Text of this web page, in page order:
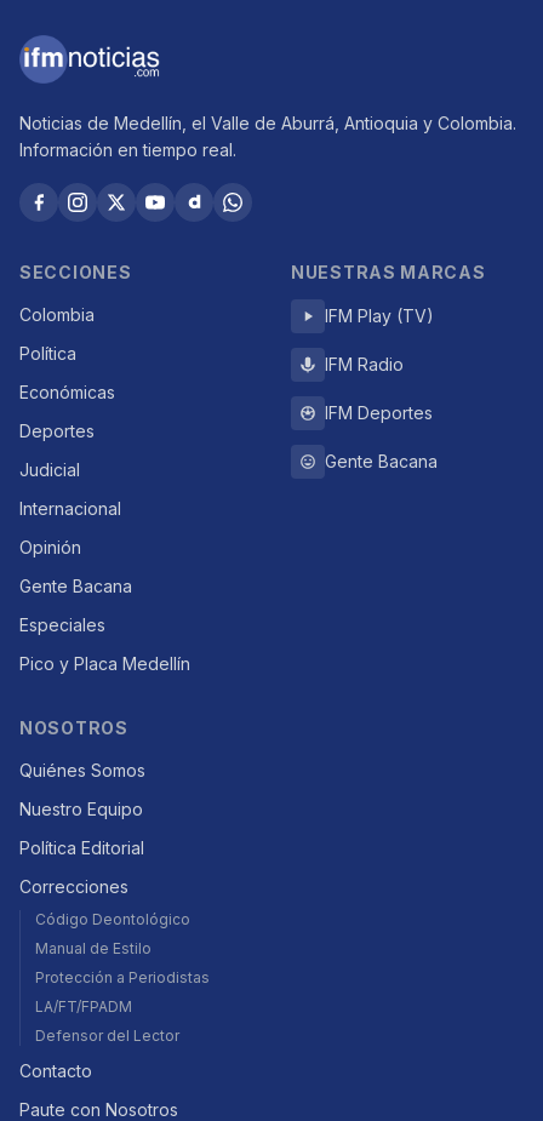
Noticias de Medellín, el Valle de Aburrá, Antioquia y Colombia.
Información en tiempo real.
SECCIONES
Colombia
Política
Económicas
Deportes
Judicial
Internacional
Opinión
Gente Bacana
Especiales
Pico y Placa Medellín
NUESTRAS MARCAS
IFM Play (TV)
IFM Radio
IFM Deportes
Gente Bacana
NOSOTROS
Quiénes Somos
Nuestro Equipo
Política Editorial
Correcciones
Código Deontológico
Manual de Estilo
Protección a Periodistas
LA/FT/FPADM
Defensor del Lector
Contacto
Paute con Nosotros